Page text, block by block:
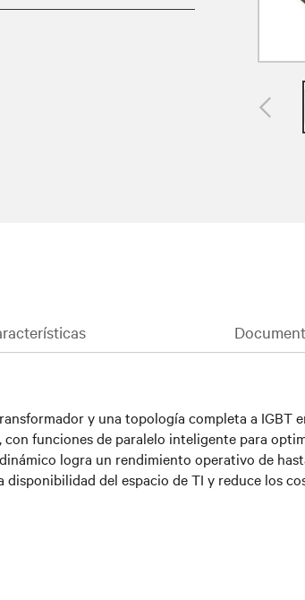
y una topología completa a IGBT
funciones de paralelo inteligente para
logra un rendimiento operativo de
del espacio de TI y reduce los